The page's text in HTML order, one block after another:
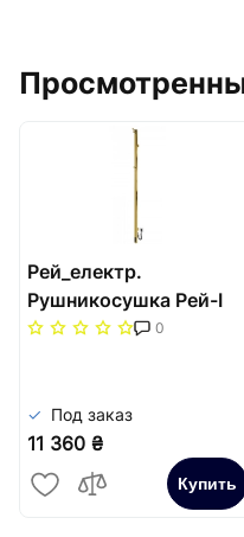
Рей_електр.
Рушникосушка Рей-І
1100х30/130 електр.
0
Под заказ
11 360 ₴
Купить